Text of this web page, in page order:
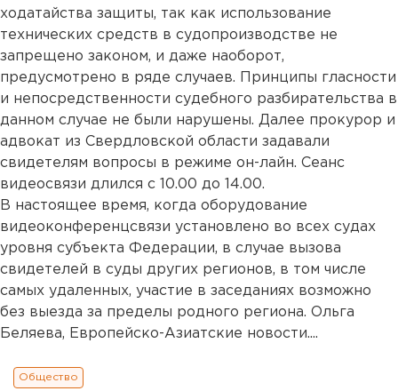
ходатайства защиты, так как использование
технических средств в судопроизводстве не
запрещено законом, и даже наоборот,
предусмотрено в ряде случаев. Принципы гласности
и непосредственности судебного разбирательства в
данном случае не были нарушены. Далее прокурор и
адвокат из Свердловской области задавали
свидетелям вопросы в режиме он-лайн. Сеанс
видеосвязи длился с 10.00 до 14.00.
В настоящее время, когда оборудование
видеоконференцсвязи установлено во всех судах
уровня субъекта Федерации, в случае вызова
свидетелей в суды других регионов, в том числе
самых удаленных, участие в заседаниях возможно
без выезда за пределы родного региона. Ольга
Беляева, Европейско-Азиатские новости....
Общество